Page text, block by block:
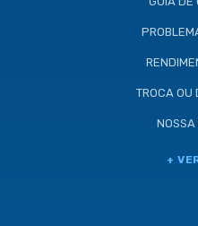
Industria
TROCA OU
NOSSA
+